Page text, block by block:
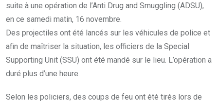
suite à une opération de l’Anti Drug and Smuggling (ADSU),
en ce samedi matin, 16 novembre.
Des projectiles ont été lancés sur les véhicules de police et
afin de maîtriser la situation, les officiers de la Special
Supporting Unit (SSU) ont été mandé sur le lieu. L’opération a
duré plus d’une heure.
Selon les policiers, des coups de feu ont été tirés lors de